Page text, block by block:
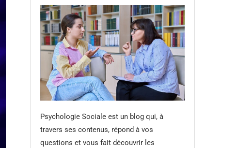
Psychologie Sociale est un blog qui, à
travers ses contenus, répond à vos
questions et vous fait découvrir les